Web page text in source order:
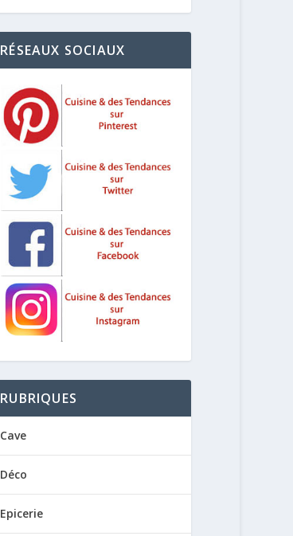
RÉSEAUX SOCIAUX
RUBRIQUES
Cave
Déco
Epicerie